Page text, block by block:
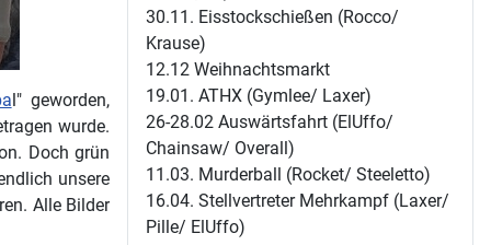
l" geworden,
wurde.
Doch grün
unsere
Alle Bilder
30.11. Eisstockschießen (Rocco/
Krause)
12.12 Weihnachtsmarkt
19.01. ATHX (Gymlee/ Laxer)
26-28.02 Auswärtsfahrt (ElUffo/
Chainsaw/ Overall)
11.03. Murderball (Rocket/ Steeletto)
16.04. Stellvertreter Mehrkampf (Laxer/
Pille/ ElUffo)